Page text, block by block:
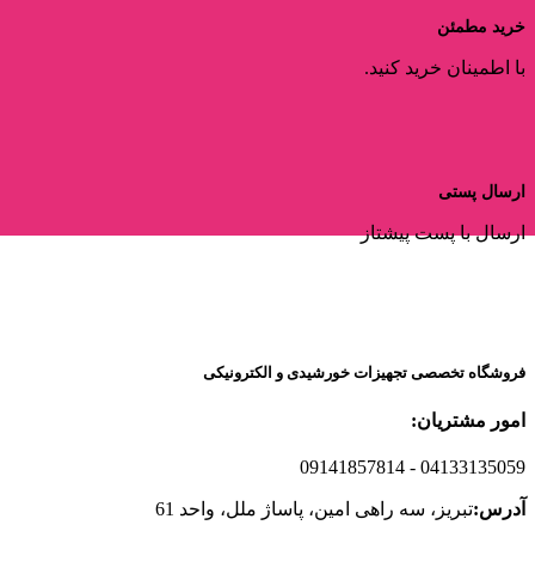
خرید مطمئن
با اطمینان خرید کنید.
ارسال پستی
ارسال با پست پیشتاز
فروشگاه تخصصی تجهیزات خورشیدی و الکترونیکی
امور مشتریان:
- 04133135059
09141857814
آدرس:تبریز، سه راهی امین، پاساژ ملل، واحد 61